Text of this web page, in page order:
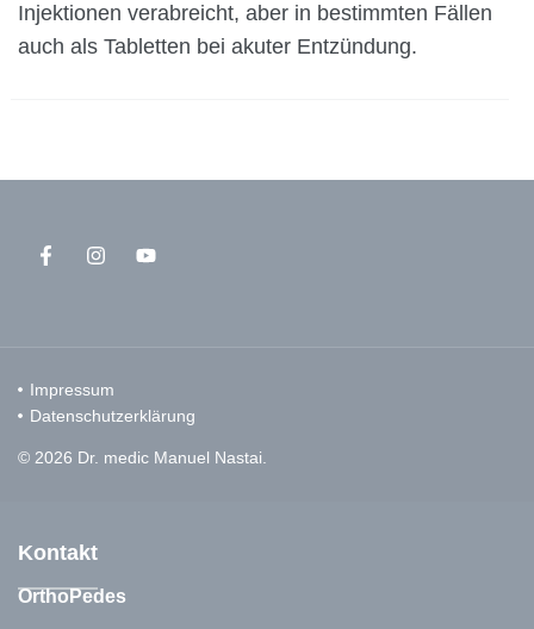
Injektionen verabreicht, aber in bestimmten Fällen
auch als Tabletten bei akuter Entzündung.
Impressum
Datenschutzerklärung
© 2026 Dr. medic Manuel Nastai.
Kontakt
OrthoPedes